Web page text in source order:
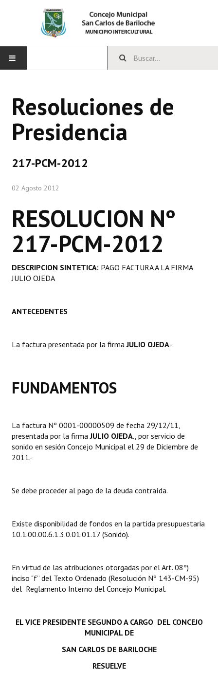
CONCEJO
Bloques Políticos
Comisiones Permanentes
Comisiones Especiales
Concejales Mandato Cumplido
Programas
LEGISLACIÓN
Constitución Nacional
Carta Orgánica 2007
DOCUMENTOS
Proyectos Presentados
Dictámenes Asesoría Letrada
Informes de Unidad Coordinadora
Actas de Audiencias Públicas
Comunicaciones
Resoluciones
Resoluciones de
Presidencia
217-PCM-2012
02 Agosto 2012
RESOLUCION Nº
217-PCM-2012
DESCRIPCION SINTETICA: PAGO FACTURA A LA FIRMA
JULIO OJEDA
ANTECEDENTES
La factura presentada por la firmaJULIO OJEDA.-
FUNDAMENTOS
La factura Nº 0001-00000509 de fecha 29/12/11,
presentada por la firmaJULIO OJEDA., por servicio de
sonido en sesión Concejo Municipal el 29 de Diciembre de
2011.-
Se debe proceder al pago de la deuda contraída.
Existe disponibilidad de fondos en la partida presupuestaria
10.1.00.00.6.1.3.0.01.01.17 (Sonido).
En virtud de las atribuciones otorgadas por el Art. 08º)
inciso "f” del Texto Ordenado (Resolución Nº 143-CM-95)
del Reglamento Interno del Concejo Municipal.
EL VICE PRESIDENTE SEGUNDO A CARGO DEL CONCEJO
MUNICIPAL DE
SAN CARLOS DE BARILOCHE
RESUELVE